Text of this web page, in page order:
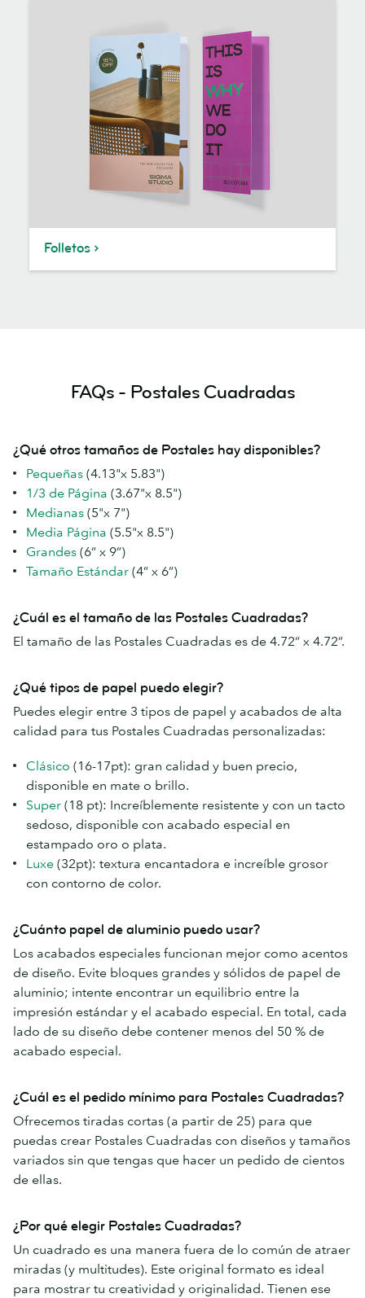
Folletos
FAQs - Postales Cuadradas
¿Qué otros tamaños de Postales hay disponibles?
Pequeñas (4.13"x 5.83")
1/3 de Página (3.67"x 8.5")
Medianas (5"x 7")
Media Página (5.5"x 8.5")
Grandes (6” x 9”)
Tamaño Estándar (4” x 6”)
¿Cuál es el tamaño de las Postales Cuadradas?
El tamaño de las Postales Cuadradas es de 4.72” x 4.72”.
¿Qué tipos de papel puedo elegir?
Puedes elegir entre 3 tipos de papel y acabados de alta
calidad para tus Postales Cuadradas personalizadas:
Clásico (16-17pt): gran calidad y buen precio,
disponible en mate o brillo.
Super (18 pt): Increíblemente resistente y con un tacto
sedoso, disponible con acabado especial en
estampado oro o plata.
Luxe (32pt): textura encantadora e increíble grosor
con contorno de color.
¿Cuánto papel de aluminio puedo usar?
Los acabados especiales funcionan mejor como acentos
de diseño. Evite bloques grandes y sólidos de papel de
aluminio; intente encontrar un equilibrio entre la
impresión estándar y el acabado especial. En total, cada
lado de su diseño debe contener menos del 50 % de
acabado especial.
¿Cuál es el pedido mínimo para Postales Cuadradas?
Ofrecemos tiradas cortas (a partir de 25) para que
puedas crear Postales Cuadradas con diseños y tamaños
variados sin que tengas que hacer un pedido de cientos
de ellas.
¿Por qué elegir Postales Cuadradas?
Un cuadrado es una manera fuera de lo común de atraer
miradas (y multitudes). Este original formato es ideal
para mostrar tu creatividad y originalidad. Tienen ese